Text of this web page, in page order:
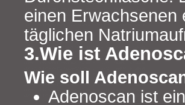
einen Erwachsenen
täglichen
3.Wie ist
Wie soll
Adenoscan ist